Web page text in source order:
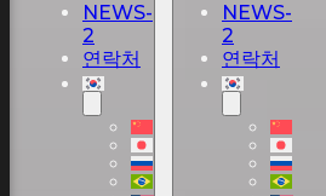
NEWS-
2
연락처
NEWS-
2
연락처